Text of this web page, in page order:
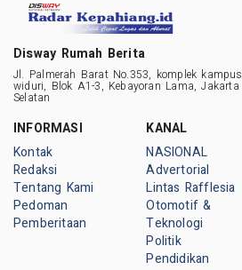
Disway Rumah Berita
Jl. Palmerah Barat No.353, komplek kampus
widuri, Blok A1-3, Kebayoran Lama, Jakarta
Selatan
INFORMASI
Kontak
Redaksi
Tentang Kami
Pedoman
Pemberitaan
KANAL
NASIONAL
Advertorial
Lintas Rafflesia
Otomotif &
Teknologi
Politik
Pendidikan